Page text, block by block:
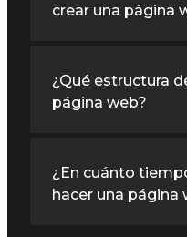
crear una página
¿Qué estructura
página web?
¿En cuánto
hacer una página